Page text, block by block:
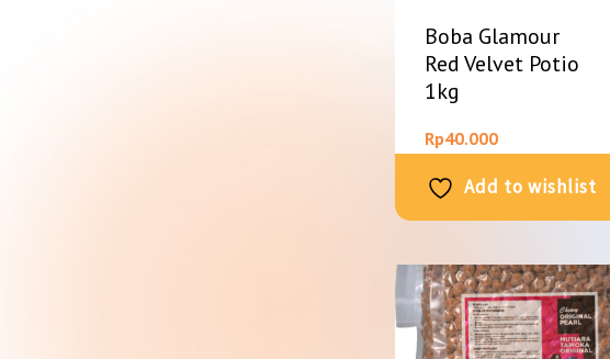
Boba Glamour
Red Velvet Potio
1kg
Rp40.000
Add to wishlist